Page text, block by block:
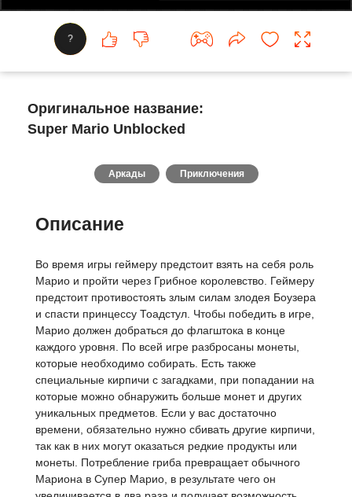
?
Оригинальное название:
Super Mario Unblocked
Аркады Приключения
Описание
Во время игры геймеру предстоит взять на себя роль
Марио и пройти через Грибное королевство. Геймеру
предстоит противостоять злым силам злодея Боузера
и спасти принцессу Тоадстул. Чтобы победить в игре,
Марио должен добраться до флагштока в конце
каждого уровня. По всей игре разбросаны монеты,
которые необходимо собирать. Есть также
специальные кирпичи с загадками, при попадании на
которые можно обнаружить больше монет и других
уникальных предметов. Если у вас достаточно
времени, обязательно нужно сбивать другие кирпичи,
так как в них могут оказаться редкие продукты или
монеты. Потребление гриба превращает обычного
Мариона в Супер Марио, в результате чего он